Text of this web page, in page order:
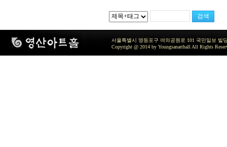
서울특별시 영등포구 여의공원로 101 국민일보 빌
Copyright @ 2014 by Youngsanarthall All Rights